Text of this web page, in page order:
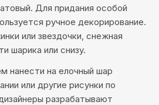
Для придания особой
ручное декорирование.
или звездочки, снежная
шарика или снизу.
нанести на елочный шар
или другие рисунки по
разрабатывают